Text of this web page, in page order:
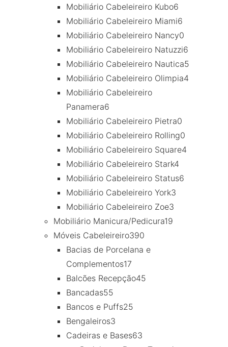
Mobiliário Cabeleireiro Kubo6
Mobiliário Cabeleireiro Miami6
Mobiliário Cabeleireiro Nancy0
Mobiliário Cabeleireiro Natuzzi6
Mobiliário Cabeleireiro Nautica5
Mobiliário Cabeleireiro Olimpia4
Mobiliário Cabeleireiro
Panamera6
Mobiliário Cabeleireiro Pietra0
Mobiliário Cabeleireiro Rolling0
Mobiliário Cabeleireiro Square4
Mobiliário Cabeleireiro Stark4
Mobiliário Cabeleireiro Status6
Mobiliário Cabeleireiro York3
Mobiliário Cabeleireiro Zoe3
Mobiliário Manicura/Pedicura19
Móveis Cabeleireiro390
Bacias de Porcelana e
Complementos17
Balcões Recepção45
Bancadas55
Bancos e Puffs25
Bengaleiros3
Cadeiras e Bases63